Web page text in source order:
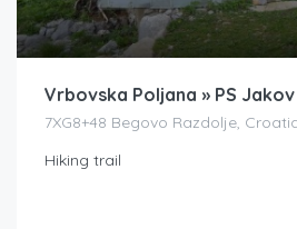
7XG8+48 Begovo Razdolje,
Hiking trail